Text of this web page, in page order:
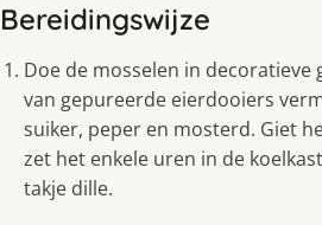
Bereidingswijze
Doe de mosselen in decoratieve
van gepureerde eierdooiers
suiker, peper en mosterd. Giet
zet het enkele uren in de
takje dille.